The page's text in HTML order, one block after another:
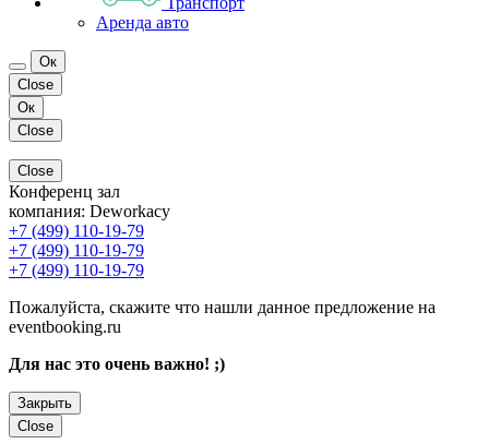
Аренда авто
Ок
Close
Ок
Close
Close
Конференц зал
компания: Deworkacy
+7 (499) 110-19-79
+7 (499) 110-19-79
+7 (499) 110-19-79
Пожалуйста, скажите что нашли данное предложение на
eventbooking.ru
Для нас это очень важно! ;)
Закрыть
Close